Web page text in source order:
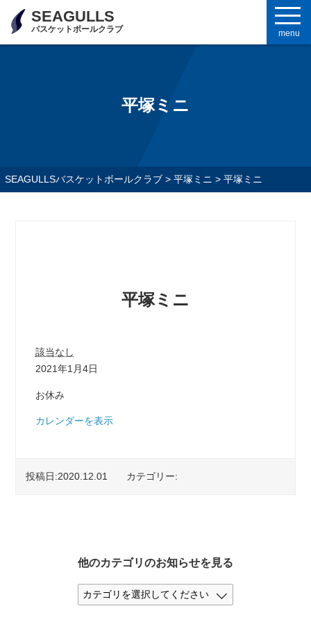
SEAGULLS
バスケットボールクラブ menu
平塚ミニ
SEAGULLSバスケットボールクラブ> 平塚ミニ > 平塚ミニ
平塚ミニ
平塚ミニ
該当なし
2021年1月4日
お休み
カレンダーを表示
投稿日:2020.12.01 カテゴリー:
他のカテゴリのお知らせを見る